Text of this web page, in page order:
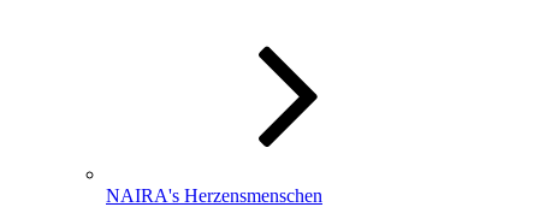
NAIRA's Herzensmenschen